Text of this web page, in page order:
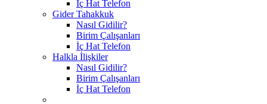
İç Hat Telefon
Gider Tahakkuk
Nasıl Gidilir?
Birim Çalışanları
İç Hat Telefon
Halkla İlişkiler
Nasıl Gidilir?
Birim Çalışanları
İç Hat Telefon